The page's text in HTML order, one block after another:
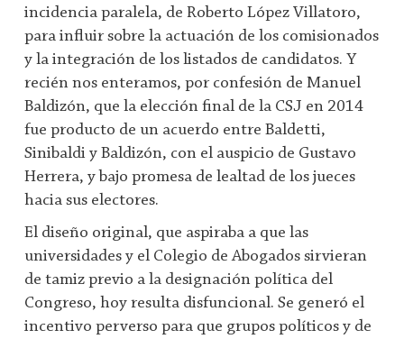
incidencia paralela, de Roberto López Villatoro,
para influir sobre la actuación de los comisionados
y la integración de los listados de candidatos. Y
recién nos enteramos, por confesión de Manuel
Baldizón, que la elección final de la CSJ en 2014
fue producto de un acuerdo entre Baldetti,
Sinibaldi y Baldizón, con el auspicio de Gustavo
Herrera, y bajo promesa de lealtad de los jueces
hacia sus electores.
El diseño original, que aspiraba a que las
universidades y el Colegio de Abogados sirvieran
de tamiz previo a la designación política del
Congreso, hoy resulta disfuncional. Se generó el
incentivo perverso para que grupos políticos y de